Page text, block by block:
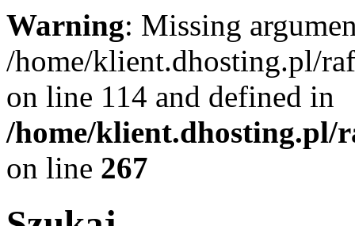
Warning: Missing
/home/klient.dhosting.pl/
on line 114 and defined in
/home/klient.dhosting.pl/
on line 267